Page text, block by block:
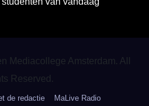
Mediacollege Amsterdam. All
Reserved.
de redactie MaLive Radio